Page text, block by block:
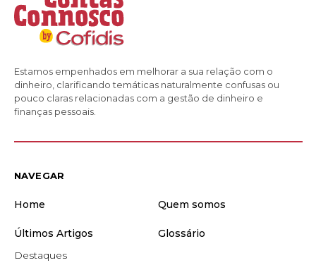
Estamos empenhados em melhorar a sua relação com o
dinheiro, clarificando temáticas naturalmente confusas ou
pouco claras relacionadas com a gestão de dinheiro e
finanças pessoais.
NAVEGAR
Home Quem somos
Últimos Artigos
Destaques
Glossário